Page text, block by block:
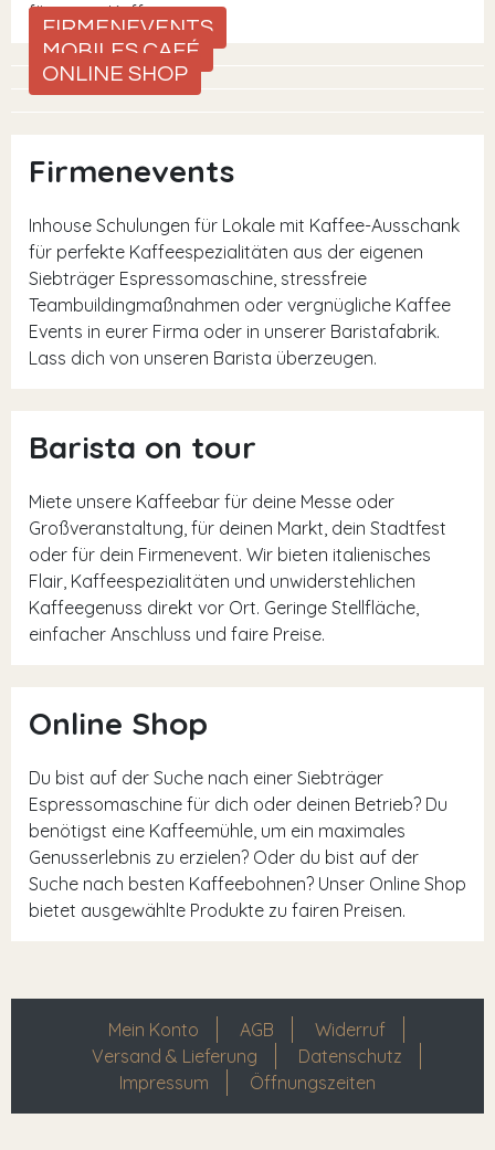
für guten Kaffee.
FIRMENEVENTS
MOBILES CAFÉ
ONLINE SHOP
Firmenevents
Inhouse Schulungen für Lokale mit Kaffee-Ausschank
für perfekte Kaffeespezialitäten aus der eigenen
Siebträger Espressomaschine, stressfreie
Teambuildingmaßnahmen oder vergnügliche Kaffee
Events in eurer Firma oder in unserer Baristafabrik.
Lass dich von unseren Barista überzeugen.
Barista on tour
Miete unsere Kaffeebar für deine Messe oder
Großveranstaltung, für deinen Markt, dein Stadtfest
oder für dein Firmenevent. Wir bieten italienisches
Flair, Kaffeespezialitäten und unwiderstehlichen
Kaffeegenuss direkt vor Ort. Geringe Stellfläche,
einfacher Anschluss und faire Preise.
Online Shop
Du bist auf der Suche nach einer Siebträger
Espressomaschine für dich oder deinen Betrieb? Du
benötigst eine Kaffeemühle, um ein maximales
Genusserlebnis zu erzielen? Oder du bist auf der
Suche nach besten Kaffeebohnen? Unser Online Shop
bietet ausgewählte Produkte zu fairen Preisen.
Mein Konto AGB
Widerruf
Versand & Lieferung
Datenschutz
Impressum
Öffnungszeiten